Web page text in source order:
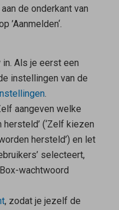
de onderkant van
’Aanmelden‘.
Als je eerst een
instellingen van de
.
aangeven welke
(‘Zelf kiezen
hersteld’) en let
selecteert,
wachtwoord
, zodat je jezelf de